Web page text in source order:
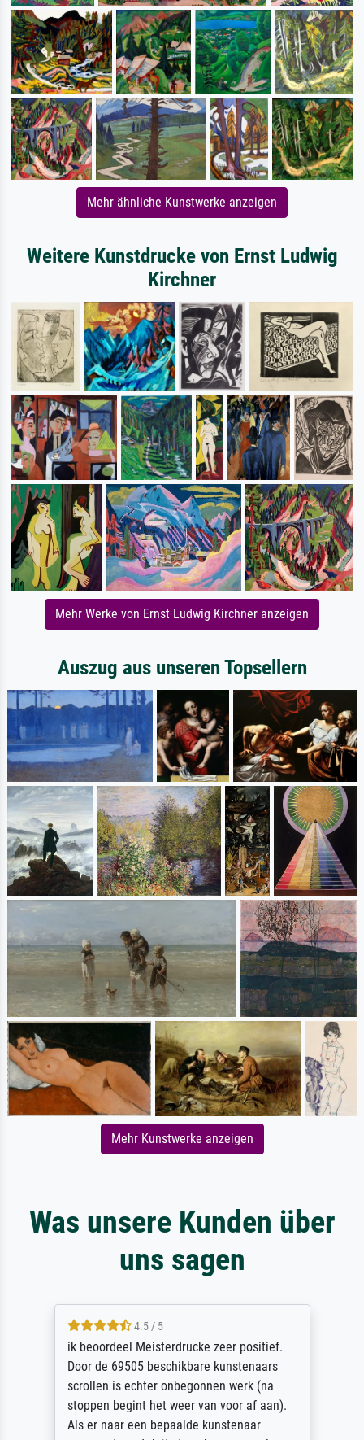
Mehr ähnliche Kunstwerke anzeigen
Weitere Kunstdrucke von Ernst Ludwig
Kirchner
Mehr Werke von Ernst Ludwig Kirchner anzeigen
Auszug aus unseren Topsellern
Mehr Kunstwerke anzeigen
Was unsere Kunden über
uns sagen
4.5 / 5
ik beoordeel Meisterdrucke zeer positief.
Door de 69505 beschikbare kunstenaars
scrollen is echter onbegonnen werk (na
stoppen begint het weer van voor af aan).
Als er naar een bepaalde kunstenaar